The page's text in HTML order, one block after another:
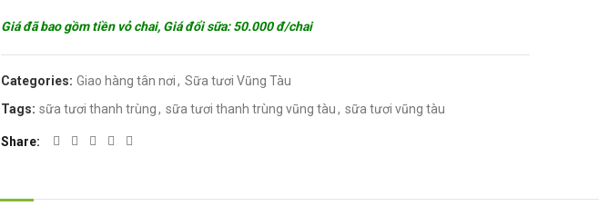
Giá đã bao gồm tiền vỏ chai, Giá đổi sữa: 50.000 đ/chai
Categories: Giao hàng tân nơi, Sữa tươi Vũng Tàu
Tags: sữa tươi thanh trùng, sữa tươi thanh trùng vũng tàu, sữa tươi vũng tàu
Share